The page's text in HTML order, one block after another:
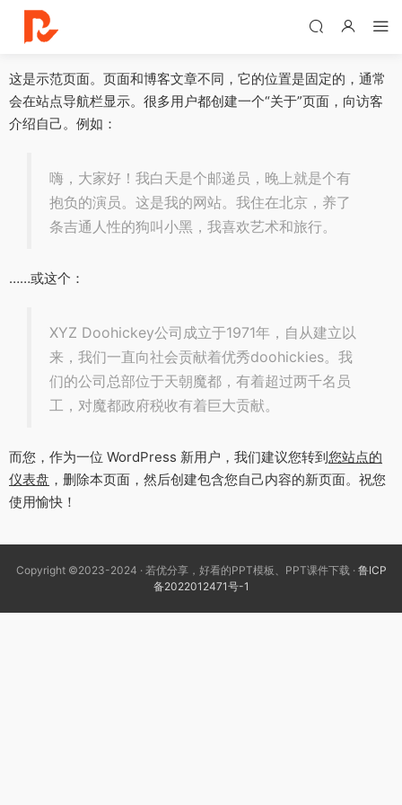
这是示范页面。页面和博客文章不同，它的位置是固定的，通常
会在站点导航栏显示。很多用户都创建一个“关于”页面，向访客
介绍自己。例如：
嗨，大家好！我白天是个邮递员，晚上就是个有
抱负的演员。这是我的网站。我住在北京，养了
条吉通人性的狗叫小黑，我喜欢艺术和旅行。
……或这个：
XYZ Doohickey公司成立于1971年，自从建立以
来，我们一直向社会贡献着优秀doohickies。我
们的公司总部位于天朝魔都，有着超过两千名员
工，对魔都政府税收有着巨大贡献。
而您，作为一位 WordPress 新用户，我们建议您转到您站点的
仪表盘 ，删除本页面，然后创建包含您自己内容的新页面。祝您
使用愉快！
Copyright ©2023-2024 · 若优分享，好看的PPT模板、PPT课件下载 · 鲁ICP
备2022012471号-1